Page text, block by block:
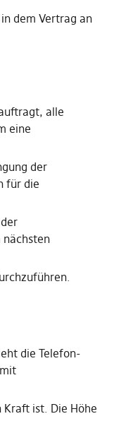
dem Vertrag an
alle
eine
der
für die
die Telefon-
Kraft ist. Die Höhe